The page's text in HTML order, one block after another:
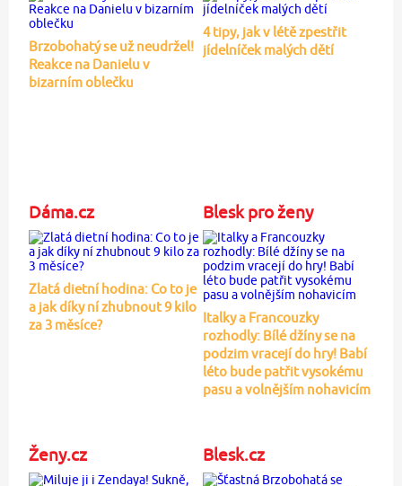
Brzobohatý se už neudržel!
Reakce na Danielu v
bizarním oblečku
4 tipy, jak v létě zpestřit
jídelníček malých dětí
Dáma.cz
Zlatá dietní hodina: Co to je
a jak díky ní zhubnout 9 kilo
za 3 měsíce?
Blesk pro ženy
Italky a Francouzky
rozhodly: Bílé džíny se na
podzim vracejí do hry! Babí
léto bude patřit vysokému
pasu a volnějším nohavicím
Ženy.cz Blesk.cz